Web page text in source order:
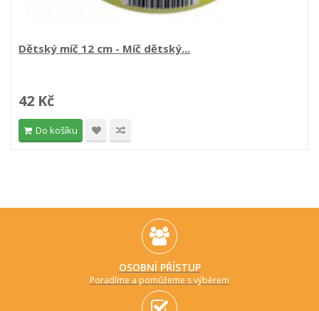
Dětský míč 12 cm - Míč dětský...
42 Kč
Do košíku
OSOBNÍ PŘÍSTUP
Poradíme a pomůžeme s výběrem